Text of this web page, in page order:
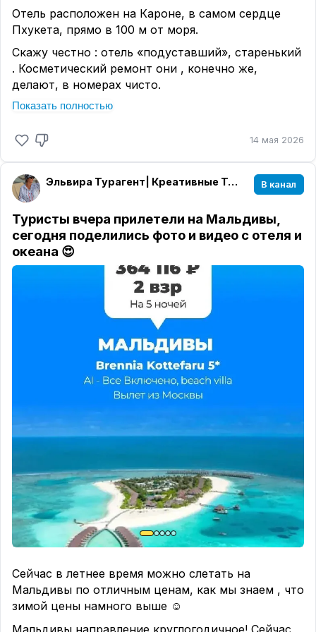
Отель расположен на Кароне, в самом сердце
Пхукета, прямо в 100 м от моря.
Скажу честно : отель «подуставший», старенький
. Косметический ремонт они , конечно же,
делают, в номерах чисто.
Выигрывает отель своим расположением
На территории отеля есть открытый бассейн,
фитнес-центр и спа-салон с разнообразными
оздоровительными процедурами для полного
расслабления.
Благодаря удачному расположению, гости легко
могут добраться до живописных пляжей и
местных достопримечательностей, сохраняя при
этом тишину и уединение.
Рестораны отеля предлагают блюда тайской и
международной кухни, удовлетворяя разные
Этот отель подойдет как для семейного отдыха,
Особенности отеля:
✅Удобное расположение
✅Открытый бассейн
🏠WORABURI PHUKET RESORT & SPA 4⭐️
✈️ Уфа ➡️ Таиланд, Пхукет
📅 24 окт, 🌙 11 + 1нч
🛌 улучшенный, 2взр
🍽 Завтрак
🏠
WORABURI PHUKET RESORT & SPA 4⭐️
✈️ Екатеринбург ➡️ Таиланд, Пхукет
📅 9 ноя, 🌙 10 + 1нч
Показать полностью
14 мая 2026
Эльвира Турагент| Креативные Туры| Уфа🌏✈️🌴 В канал
Туристы вчера прилетели на Мальдивы,
сегодня поделились фото и видео с отеля и
океана 😍
Сейчас в летнее время можно слетать на
Мальдивы по отличным ценам, как мы знаем , что
зимой цены намного выше ☺️
Мальдивы направление круглогодичное! Сейчас